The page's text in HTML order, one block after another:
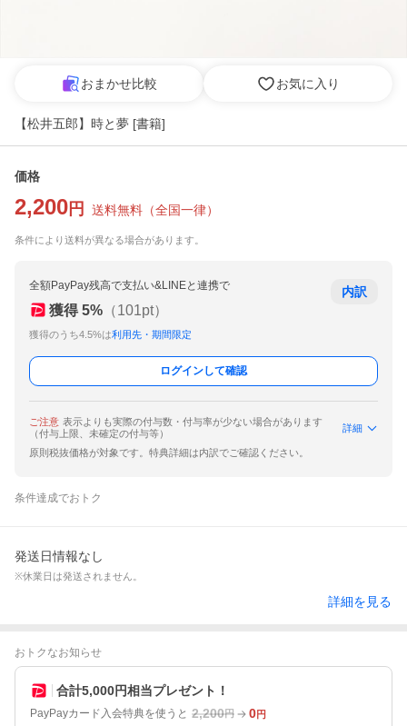
おまかせ比較 お気に入り
【松井五郎】時と夢 [書籍]
価格
2,200 円 送料無料 （全国一律）
条件により送料が異なる場合があります。
全額PayPay残高で支払い&LINEと連携で
獲得 5% （101pt）
獲得のうち4.5%は利用先・期間限定
内訳
ログインして確認
ご注意 表示よりも実際の付与数・付与率が少ない場合があります
（付与上限、未確定の付与等）
詳細
原則税抜価格が対象です。特典詳細は内訳でご確認ください。
条件達成でおトク
発送日情報なし
※休業日は発送されません。
詳細を見る
おトクなお知らせ
合計5,000円相当プレゼント！
PayPayカード入会特典を使うと 2,200円 0円